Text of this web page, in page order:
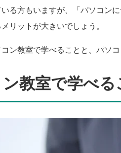
る方もいますが、「パソコン
リットが大きいでしょう。
ン教室で学べることと、パソ
教室で学べる